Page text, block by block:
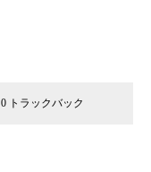
0 トラックバック